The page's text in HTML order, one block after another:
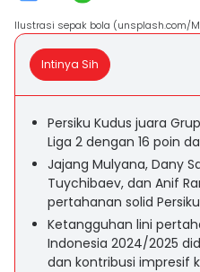
Ilustrasi sepak bola (unsplash.com/
Intinya Sih
Persiku Kudus juara
Liga 2 dengan 16 poin
Jajang Mulyana, Dany
Tuychibaev, dan Anif
pertahanan solid
Ketangguhan lini
Indonesia 2024/2025
dan kontribusi impresif